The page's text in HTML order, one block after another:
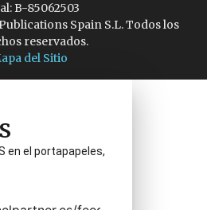
B-85062503
Spain S.L. Todos los
reservados.
del Sitio
en el portapapeles,